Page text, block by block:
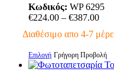
επιλογές
μπορούν
επιλεγούν
στη
σελίδα
του
Κωδικός: WP 6295
€224.00 – €387.00Price
Διαθέσιμο απο 4-7
Επιλογή Αυτό
το
Γρήγορη Προβολή